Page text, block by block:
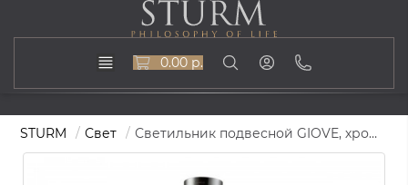
0.00 р.
STURM Свет Светильник подвесной GIOVE, хром, STL-GIO077520